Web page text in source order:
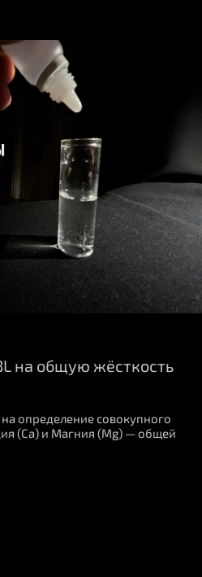
на общую жёсткость
определение совокупного
(Ca) и Магния (Mg) — общей